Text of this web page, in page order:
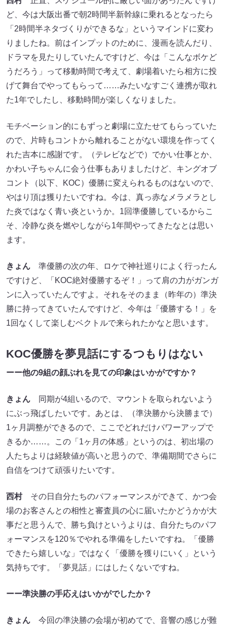
ど、今は大阪出番で朝2時間半新幹線に乗れるとなったら
「2時間半ネタづくりができるな」というマインドに変わ
りましたね。前はインプットのために、漫画を読んだり、
ドラマを見たりしていたんですけど、今は「こんなボケど
うだろう」って移動時間で考えて、劇場着いたら相方に投
げて舞台でやってもらって……みたいなすごく連携が取れ
た1年でしたし、移動時間が楽しくなりました。
モチベーション的にもずっと劇場に立たせてもらっていた
ので、片時もコントから離れることがない環境を作ってく
れた吉本に感謝です。（テレビなどで）でかい仕事とか、
かわい子ちゃんに会う仕事もありましたけど、キングオブ
コント（以下、KOC）優勝に変えられるものはないので、
やはり頂は獲りたいですね。今は、真っ赤なメラメラとし
た炎ではなく青い炎というか。1回準優勝しているからこ
そ、冷静な炎を燃やしながら1年間やってきたなとは思い
ます。
きょん 準優勝の次の年、ロケで神社巡りによく行ったん
ですけど、「KOC絶対優勝するぞ！」って肩の力がガンガ
ンに入っていたんですよ。それをそのまま（昨年の）準決
勝に持ってきていたんですけど、今年は「優勝する！」を
1回なくして楽しむベクトルで来られたかなと思います。
KOC優勝を夢見話にするつもりはない
ーー他の9組の顔ぶれを見ての印象はいかがですか？
きょん 同期が4組いるので、マウントを取られないよう
にぶっ飛ばしたいです。あとは、（準決勝から決勝まで）
1ヶ月調整ができるので、ここでどれだけパワーアップで
きるか……。この「1ヶ月の体感」というのは、初出場の
人たちよりは経験値が高いと思うので、準備期間でさらに
自信をつけて頑張りたいです。
西村その日自分たちのパフォーマンスができて、かつ会
場のお客さんとの相性と審査員の心に届いたかどうかが大
事だと思うんで、勝ち負けというよりは、自分たちのパフ
ォーマンスを120％でやれる準備をしたいですね。「優勝
できたら嬉しいな」ではなく「優勝を獲りにいく」という
気持ちです。「夢見話」にはしたくないですね。
ーー準決勝の手応えはいかがでしたか？
きょん 今回の準決勝の会場が初めてで、音響の感じが難